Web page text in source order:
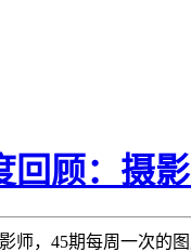
回顾：摄
师，45期每周一次的